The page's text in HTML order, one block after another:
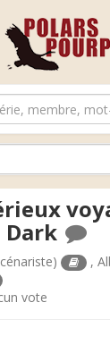
Dark
,
vote